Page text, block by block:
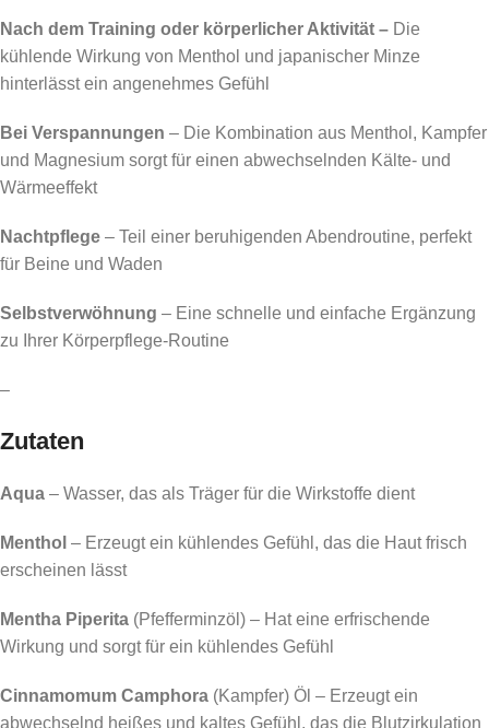
Nach dem Training oder körperlicher Aktivität – Die
kühlende Wirkung von Menthol und japanischer Minze
hinterlässt ein angenehmes Gefühl
Bei Verspannungen – Die Kombination aus Menthol, Kampfer
und Magnesium sorgt für einen abwechselnden Kälte- und
Wärmeeffekt
Nachtpflege – Teil einer beruhigenden Abendroutine, perfekt
für Beine und Waden
Selbstverwöhnung – Eine schnelle und einfache Ergänzung
zu Ihrer Körperpflege-Routine
–
Zutaten
Aqua – Wasser, das als Träger für die Wirkstoffe dient
Menthol – Erzeugt ein kühlendes Gefühl, das die Haut frisch
erscheinen lässt
Mentha Piperita (Pfefferminzöl) – Hat eine erfrischende
Wirkung und sorgt für ein kühlendes Gefühl
Cinnamomum Camphora (Kampfer) Öl – Erzeugt ein
abwechselnd heißes und kaltes Gefühl, das die Blutzirkulation